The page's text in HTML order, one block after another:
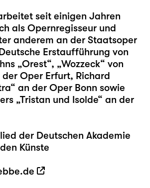
seit einigen Jahren
als Opernregisseur und
anderem an der Staatsoper
Erstaufführung von
„Orest“, „Wozzeck“ von
Oper Erfurt, Richard
an der Oper Bonn sowie
„Tristan und Isolde“ an der
der Deutschen Akademie
Künste